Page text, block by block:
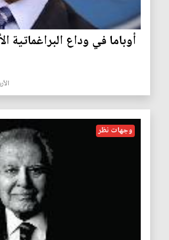
أوباما في وداع البراغماتية
الأربعاء 25
وجهات نظر